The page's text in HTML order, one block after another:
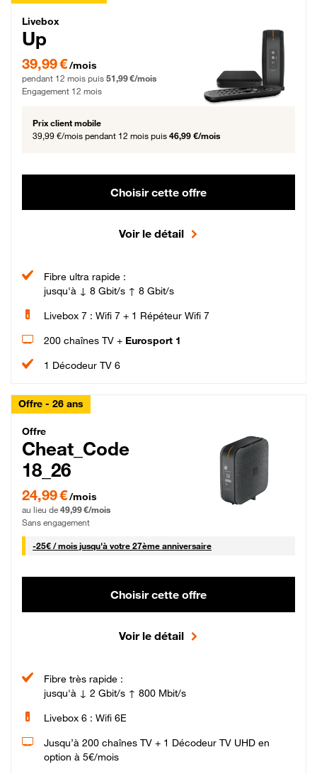
Livebox Up Fibre
Livebox
Up
39,99 € par mois pendant 12 mois puis 51,99 € par mois, Engagement 12 mois
39,99 €/mois
pendant 12 mois puis 51,99 €/mois
Engagement 12 mois
Prix client mobile
39,99 €/mois pendant 12 mois puis 46,99 €/mois
Choisir cette offre
Voir le détail
Fibre ultra rapide :
jusqu'à ↓ 8 Gbit/s ↑ 8 Gbit/s
Livebox 7 : Wifi 7 + 1 Répéteur Wifi 7
200 chaînes TV + Eurosport 1
1 Décodeur TV 6
Offre - 26 ans
Cheat_Code Fibre_18_26
Offre
Cheat_Code
18_26
24,99 € par mois pendant 0 mois puis 49,99 € par mois, Sans engagement
24,99 €/mois
au lieu de 49,99 €/mois
Sans engagement
-25€ / mois25 € par mois
jusqu'à votre 27ème anniversaire
Choisir cette offre
Voir le détail
Fibre très rapide :
jusqu'à ↓ 2 Gbit/s ↑ 800 Mbit/s
Livebox 6 : Wifi 6E
Jusqu’à 200 chaînes TV + 1 Décodeur TV UHD en
option à 5€/mois